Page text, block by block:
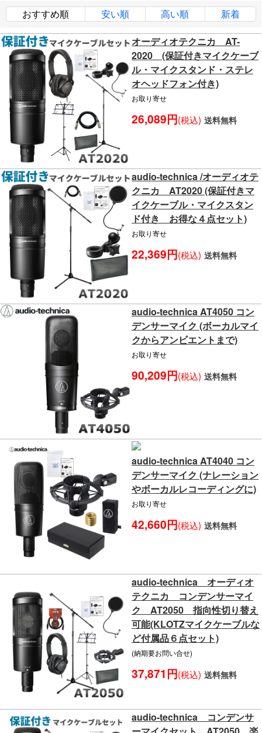
おすすめ順 安い順 高い順 新着
オーディオテクニカ AT-
2020 (保証付きマイクケーブ
ル・マイクスタンド・ステレ
オヘッドフォン付き)
お取り寄せ
26,089円(税込) 送料無料
audio-technica /オーディオテ
クニカ AT2020 (保証付きマ
イクケーブル・マイクスタン
ド付き お得な４点セット)
お取り寄せ
22,369円(税込) 送料無料
audio-technica AT4050 コン
デンサーマイク (ボーカルマイ
クからアンビエントまで)
お取り寄せ
90,209円(税込) 送料無料
audio-technica AT4040 コン
デンサーマイク (ナレーション
やボーカルレコーディングに)
お取り寄せ
42,660円(税込) 送料無料
audio-technica オーディオ
テクニカ コンデンサーマイ
ク AT2050 指向性切り替え
可能(KLOTZマイクケーブルな
ど付属品６点セット)
(納期要お問い合せ)
37,871円(税込) 送料無料
audio-technica コンデンサ